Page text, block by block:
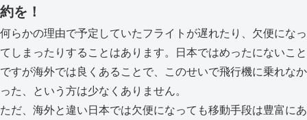
約を！
何らかの理由で予定していたフライトが遅れたり、欠便になっ
てしまったりすることはあります。日本ではめったにないこと
ですが海外では良くあることで、このせいで飛行機に乗れなか
った、という方は少なくありません。
ただ、海外と違い日本では欠便になっても移動手段は豊富にあ